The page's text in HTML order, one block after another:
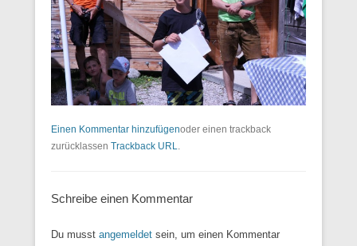
Einen Kommentar hinzufügenoder einen trackback
zurücklassen Trackback URL.
Schreibe einen Kommentar
Du musst angemeldet sein, um einen Kommentar